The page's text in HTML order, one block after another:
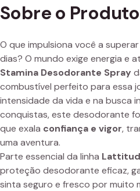
Sobre o Produto
O que impulsiona você a
dias? O mundo exige energia e
Stamina Desodorante Spray
combustível perfeito para essa
intensidade da vida e na busca
conquistas, este desodorante
que exala confiança e vigor,
uma aventura.
Parte essencial da linha
proteção desodorante eficaz,
sinta seguro e fresco por muito